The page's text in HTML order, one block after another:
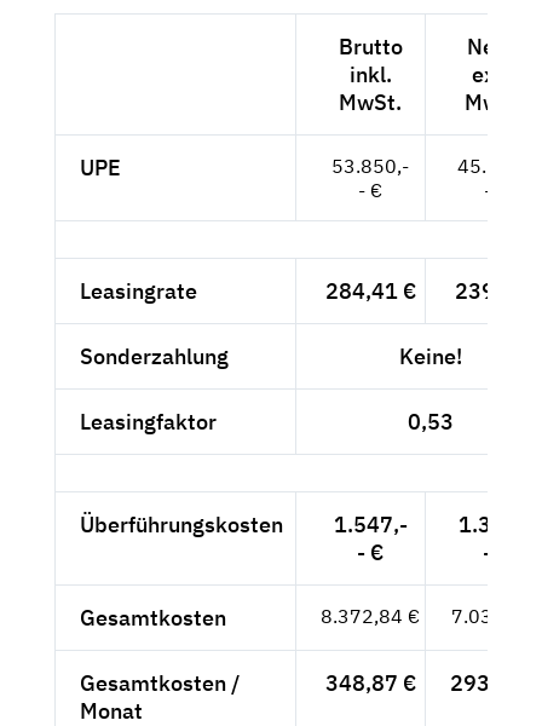
Brutto
inkl.
MwSt.
Netto
exkl.
MwSt.
UPE
53.850,-
- €
45.252,-
- €
Leasingrate 284,41 € 239,-- €
Sonderzahlung Keine!
Leasingfaktor 0,53
Überführungskosten
1.547,-
- €
1.300,-
- €
Gesamtkosten 8.372,84 € 7.036,-- €
Gesamtkosten /
Monat
348,87 € 293,17 €